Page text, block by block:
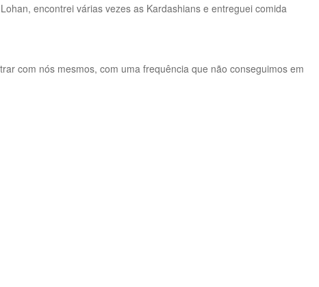
encontrei várias vezes as Kardashians e entreguei comida
com nós mesmos, com uma frequência que não conseguimos em